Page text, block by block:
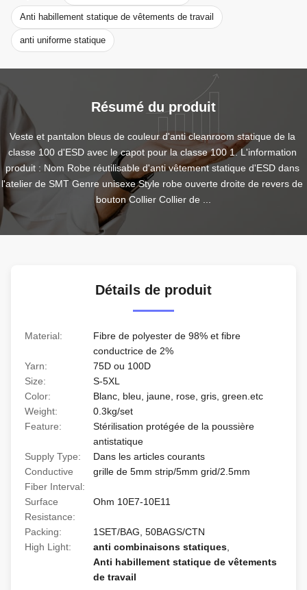
Anti habillement statique de vêtements de travail
anti uniforme statique
Résumé du produit
Veste et pantalon bleus de couleur d'anti cleanroom statique de la
classe 100 d'ESD avec le capot pour la classe 100 1. L'information
produit : Nom Robe réutilisable d'anti vêtement statique d'ESD dans
l'atelier de SMT Genre unisexe Style robe ouverte droite de revers de
bouton Collier Collier de ...
Détails de produit
Material:
Fibre de polyester de 98% et fibre
conductrice de 2%
Yarn:
75D ou 100D
Size:
S-5XL
Color:
Blanc, bleu, jaune, rose, gris, green.etc
Weight:
0.3kg/set
Feature:
Stérilisation protégée de la poussière
antistatique
Supply Type:
Dans les articles courants
Conductive
Fiber Interval:
grille de 5mm strip/5mm grid/2.5mm
Surface
Resistance:
Ohm 10E7-10E11
Packing:
1SET/BAG, 50BAGS/CTN
High Light:
anti combinaisons statiques
Anti habillement statique de vêtements
de travail